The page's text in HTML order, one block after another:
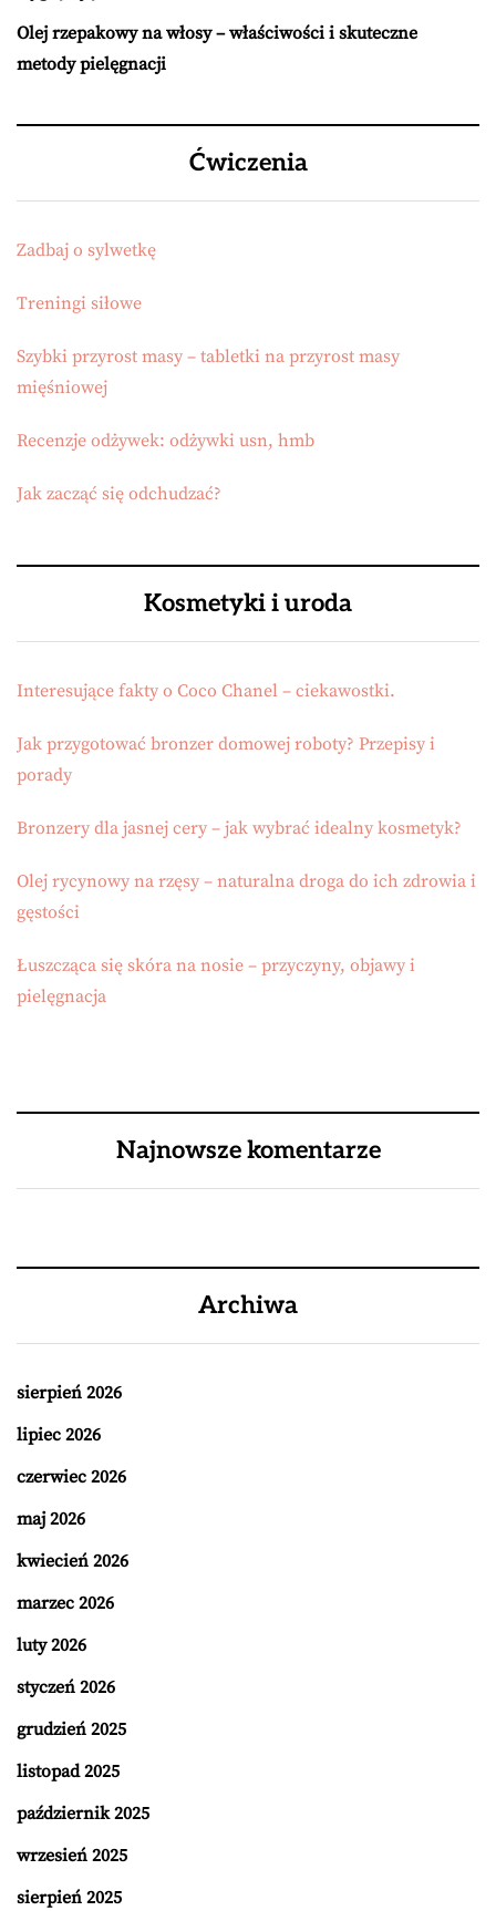
Olej rzepakowy na włosy – właściwości i skuteczne
metody pielęgnacji
Ćwiczenia
Zadbaj o sylwetkę
Treningi siłowe
Szybki przyrost masy – tabletki na przyrost masy
mięśniowej
Recenzje odżywek: odżywki usn, hmb
Jak zacząć się odchudzać?
Kosmetyki i uroda
Interesujące fakty o Coco Chanel – ciekawostki.
Jak przygotować bronzer domowej roboty? Przepisy i
porady
Bronzery dla jasnej cery – jak wybrać idealny kosmetyk?
Olej rycynowy na rzęsy – naturalna droga do ich zdrowia i
gęstości
Łuszcząca się skóra na nosie – przyczyny, objawy i
pielęgnacja
Najnowsze komentarze
Archiwa
sierpień 2026
lipiec 2026
czerwiec 2026
maj 2026
kwiecień 2026
marzec 2026
luty 2026
styczeń 2026
grudzień 2025
listopad 2025
październik 2025
wrzesień 2025
sierpień 2025